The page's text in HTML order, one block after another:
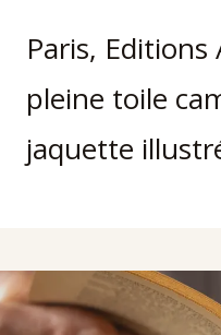
Paris,
pleine toile
jaquette